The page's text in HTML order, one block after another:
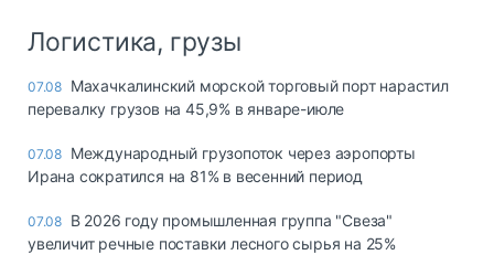
Логистика, грузы
07.08 Махачкалинский морской торговый порт нарастил
перевалку грузов на 45,9% в январе-июле
07.08 Международный грузопоток через аэропорты
Ирана сократился на 81% в весенний период
07.08 В 2026 году промышленная группа "Свеза"
увеличит речные поставки лесного сырья на 25%